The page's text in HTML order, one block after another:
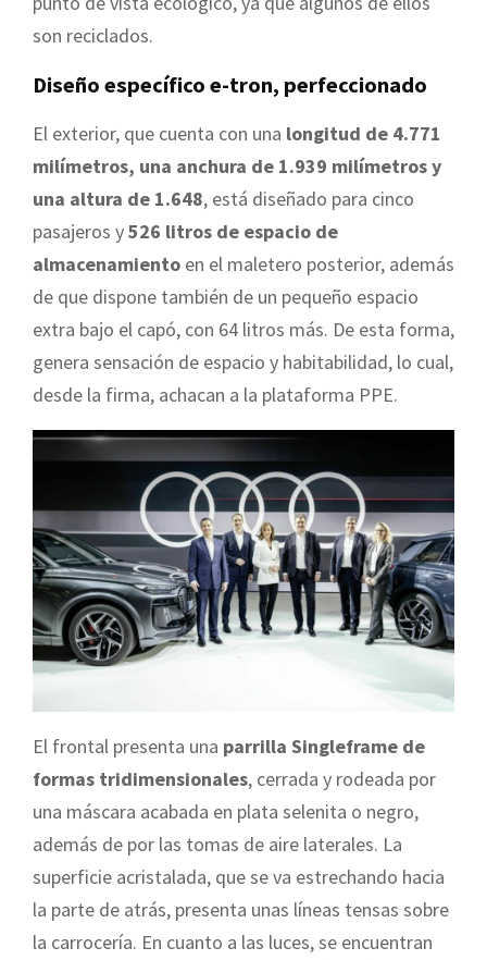
son reciclados.
Diseño específico e-tron, perfeccionado
El exterior, que cuenta con una longitud de 4.771
milímetros, una anchura de 1.939 milímetros y
una altura de 1.648, está diseñado para cinco
pasajeros y526 litros de espacio de
almacenamiento en el maletero posterior, además
de que dispone también de un pequeño espacio
extra bajo el capó, con 64 litros más. De esta forma,
genera sensación de espacio y habitabilidad, lo cual,
desde la firma, achacan a la plataforma PPE.
El frontal presenta una parrilla Singleframe de
formas tridimensionales, cerrada y rodeada por
una máscara acabada en plata selenita o negro,
además de por las tomas de aire laterales. La
superficie acristalada, que se va estrechando hacia
la parte de atrás, presenta unas líneas tensas sobre
la carrocería. En cuanto a las luces, se encuentran